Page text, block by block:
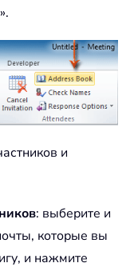
и
: выберите и
которые вы
и нажмите